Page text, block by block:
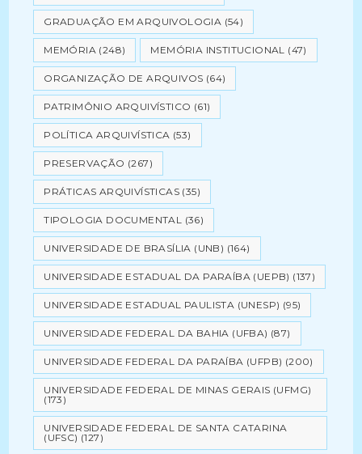
GRADUAÇÃO EM ARQUIVOLOGIA (54)
MEMÓRIA (248) MEMÓRIA INSTITUCIONAL (47)
ORGANIZAÇÃO DE ARQUIVOS (64)
PATRIMÔNIO ARQUIVÍSTICO (61)
POLÍTICA ARQUIVÍSTICA (53)
PRESERVAÇÃO (267)
PRÁTICAS ARQUIVÍSTICAS (35)
TIPOLOGIA DOCUMENTAL (36)
UNIVERSIDADE DE BRASÍLIA (UNB) (164)
UNIVERSIDADE ESTADUAL DA PARAÍBA (UEPB) (137)
UNIVERSIDADE ESTADUAL PAULISTA (UNESP) (95)
UNIVERSIDADE FEDERAL DA BAHIA (UFBA) (87)
UNIVERSIDADE FEDERAL DA PARAÍBA (UFPB) (200)
UNIVERSIDADE FEDERAL DE MINAS GERAIS (UFMG)
(173)
UNIVERSIDADE FEDERAL DE SANTA CATARINA
(UFSC) (127)